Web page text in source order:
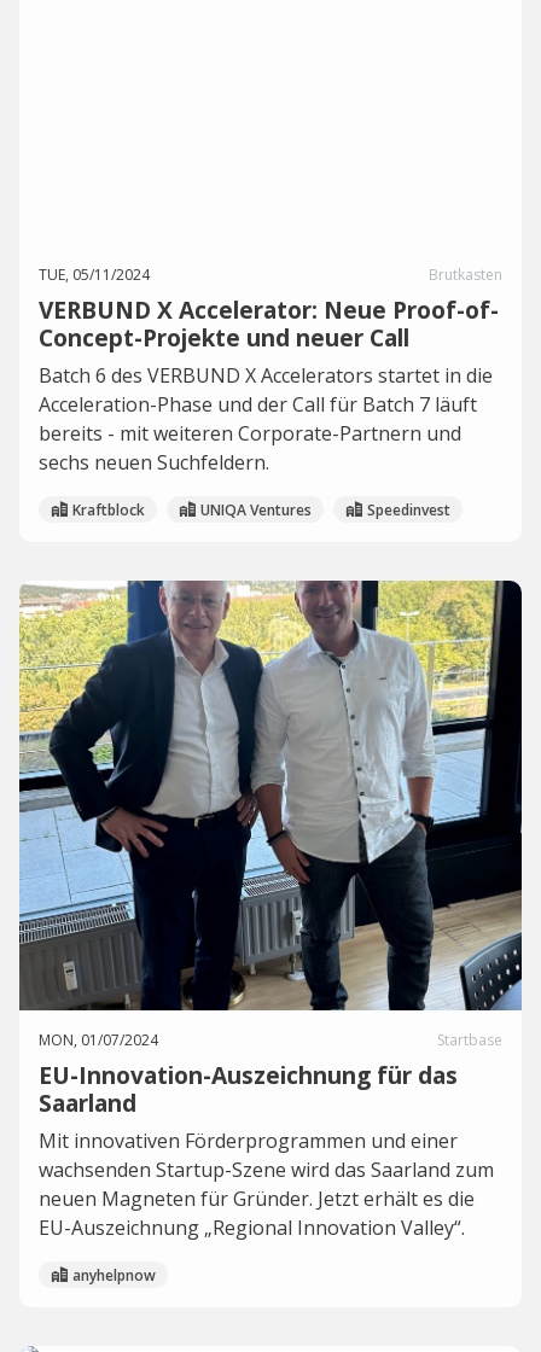
TUE, 05/11/2024 Brutkasten
VERBUND X Accelerator: Neue Proof-of-
Concept-Projekte und neuer Call
Batch 6 des VERBUND X Accelerators startet in die
Acceleration-Phase und der Call für Batch 7 läuft
bereits - mit weiteren Corporate-Partnern und
sechs neuen Suchfeldern.
Kraftblock UNIQA Ventures Speedinvest
MON, 01/07/2024 Startbase
EU-Innovation-Auszeichnung für das
Saarland
Mit innovativen Förderprogrammen und einer
wachsenden Startup-Szene wird das Saarland zum
neuen Magneten für Gründer. Jetzt erhält es die
EU-Auszeichnung „Regional Innovation Valley“.
anyhelpnow